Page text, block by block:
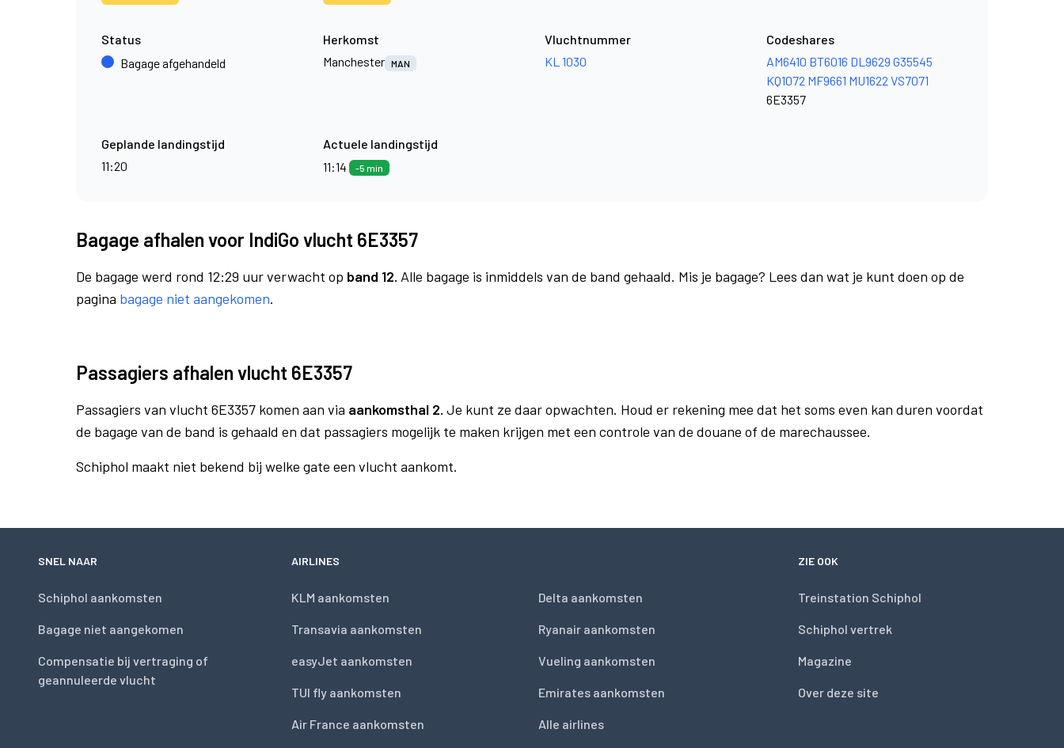
Status
Bagage afgehandeld
Herkomst
Manchester MAN
Vluchtnummer
KL 1030
Codeshares
AM6410 BT6016 DL9629 G35545
KQ1072 MF9661 MU1622 VS7071
6E3357
Geplande landingstijd
11:20
Actuele landingstijd
11:14
-5 min
Bagage afhalen voor IndiGo vlucht 6E3357
De bagage werd rond 12:29 uur verwacht op band 12. Alle bagage is inmiddels van de band gehaald. Mis je bagage? Lees dan wat je kunt doen op de
pagina bagage niet aangekomen.
Passagiers afhalen vlucht 6E3357
Passagiers van vlucht 6E3357 komen aan via aankomsthal 2. Je kunt ze daar opwachten. Houd er rekening mee dat het soms even kan duren voordat
de bagage van de band is gehaald en dat passagiers mogelijk te maken krijgen met een controle van de douane of de marechaussee.
Schiphol maakt niet bekend bij welke gate een vlucht aankomt.
SNEL NAAR
Schiphol aankomsten
Bagage niet aangekomen
Compensatie bij vertraging of
geannuleerde vlucht
AIRLINES
KLM aankomsten
Transavia aankomsten
easyJet aankomsten
TUI fly aankomsten
Air France aankomsten
Delta aankomsten
Ryanair aankomsten
Vueling aankomsten
Emirates aankomsten
Alle airlines
ZIE OOK
Treinstation Schiphol
Schiphol vertrek
Magazine
Over deze site